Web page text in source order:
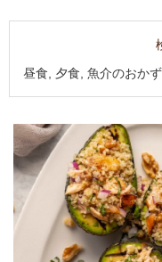
昼食, 夕食, 魚介のおか